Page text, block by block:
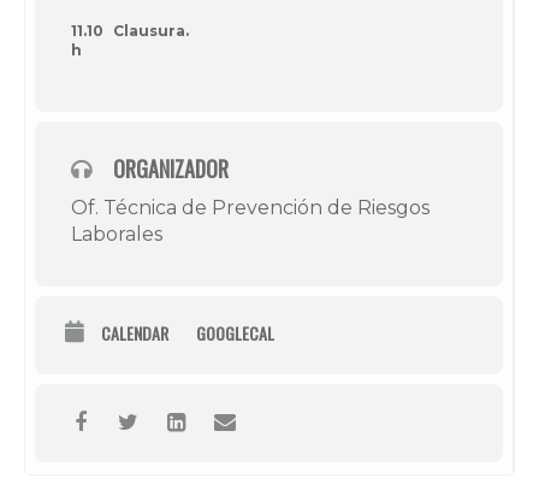
11.10
h
Clausura.
ORGANIZADOR
Of. Técnica de Prevención de Riesgos
Laborales
CALENDAR GOOGLECAL